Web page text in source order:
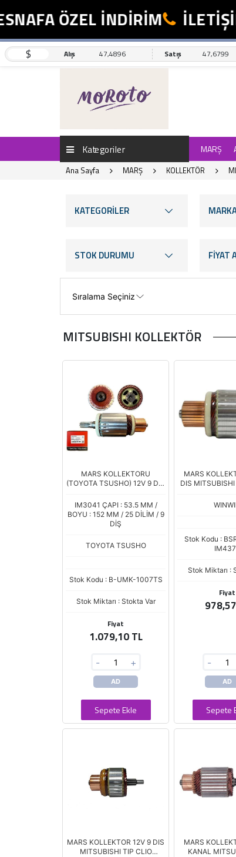
ÖZEL İNDİRİM İLETİŞİM:
$ Alış 47,4896 Satış 47,6799
Kategoriler MARŞ
Ana Sayfa MARŞ KOLLEKTÖR
KATEGORİLER
STOK DURUMU FİYAT
MITSUBISHI KOLLEKTÖR
MARS KOLLEKTORU
(TOYOTA TSUSHO) 12V 9 DIS
L300 E.M..
IM3041 ÇAPI : 53.5 MM /
BOYU : 152 MM / 25 DİLİM / 9
DİŞ
TOYOTA TSUSHO
Stok Kodu : B-UMK-1007TS
Stok Miktarı : Stokta Var
Fiyat
1.079,10 TL
- +
AD
Sepete Ekle
MARS
DIS
DUSTER 1.2
Stok Kodu :
Stok Miktarı :
Fiyat
-
AD
Sepete
MARS KOLLEKTOR 12V 9 DIS
MITSUBISHI TIP CLIO
MARS
KANAL